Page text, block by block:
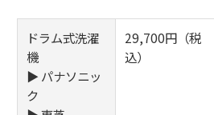
ドラム式洗濯
機
▶ パナソニッ
ク
29,700円（税
込）